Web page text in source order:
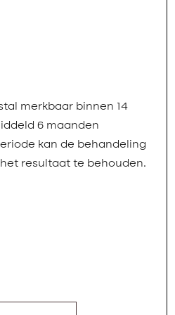
merkbaar binnen 14
6 maanden
kan de behandeling
resultaat te behouden.